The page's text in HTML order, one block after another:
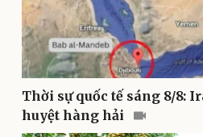
Thời sự quốc tế sáng 8/8:
huyệt hàng hải